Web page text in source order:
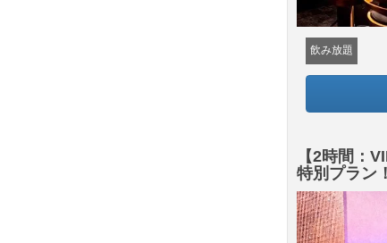
飲み放題
【2時間：
特別プラン